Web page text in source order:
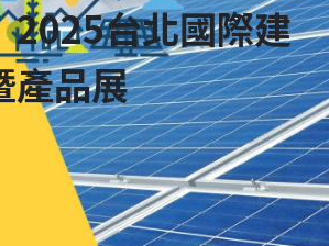
2025台北國際建
產品展